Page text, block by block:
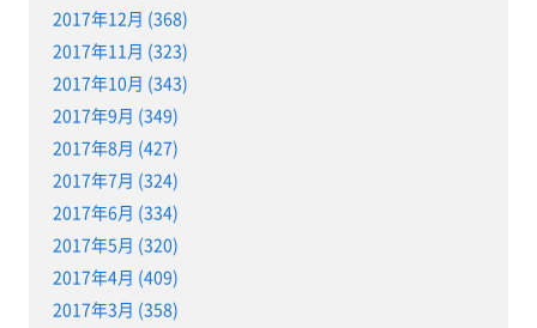
2017年12月 (368)
2017年11月 (323)
2017年10月 (343)
2017年9月 (349)
2017年8月 (427)
2017年7月 (324)
2017年6月 (334)
2017年5月 (320)
2017年4月 (409)
2017年3月 (358)